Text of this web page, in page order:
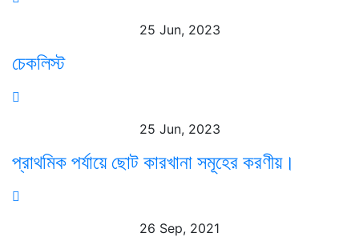
25 Jun, 2023
চেকলিস্ট
25 Jun, 2023
প্রাথমিক পর্যায়ে ছোট কারখানা সমূহের করণীয়।
26 Sep, 2021